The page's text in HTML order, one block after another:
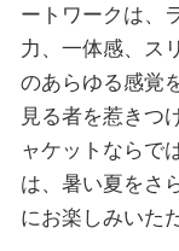
ートワークは、
力、一体感、ス
のあらゆる感覚
見る者を惹きつ
ャケットならで
は、暑い夏をさ
にお楽しみいた